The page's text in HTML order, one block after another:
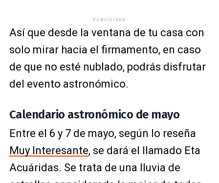
PUBLICIDAD
Así que desde la ventana de tu casa con
solo mirar hacia el firmamento, en caso
de que no esté nublado, podrás disfrutar
del evento astronómico.
Calendario astronómico de mayo
Entre el 6 y 7 de mayo, según lo reseña
Muy Interesante, se dará el llamado Eta
Acuáridas. Se trata de una lluvia de